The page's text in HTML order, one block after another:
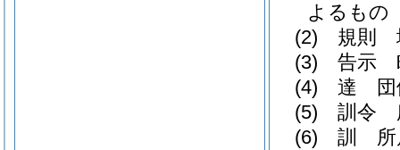
よるもの
(2)
規則
(3)
告示
(4)
達 団
(5)
訓令
(6)
訓 所